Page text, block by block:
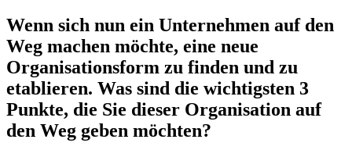
Wenn sich nun ein Unternehmen auf den
Weg machen möchte, eine neue
Organisationsform zu finden und zu
etablieren. Was sind die wichtigsten 3
Punkte, die Sie dieser Organisation auf
den Weg geben möchten?